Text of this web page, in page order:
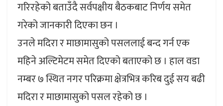
गरिरहेको बताउँदै सर्वपक्षीय बैठकबाट निर्णय समेत
गरेको जानकारी दिएका छन ।
उनले मदिरा र माछामासुको पसललाई बन्द गर्न एक
महिने अल्टिमेटम समेत दिएको बताएको छ । हाल वडा
नम्बर ७ स्थित नगर परिक्रमा क्षेत्रभित्र करिब दुई सय बढी
मदिरा र माछामासुको पसल रहेको छ ।